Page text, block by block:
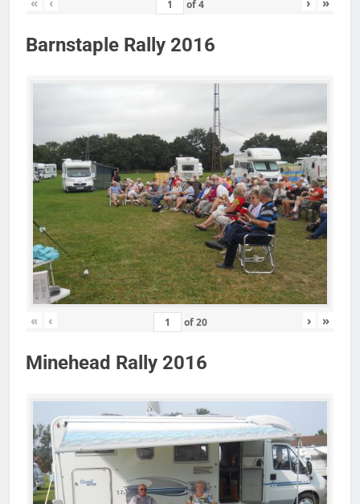
of4
Barnstaple Rally 2016
« ‹ of20 › »
Minehead Rally 2016